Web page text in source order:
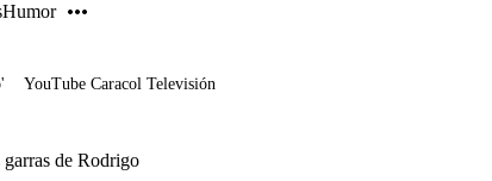
Humor
YouTube Caracol Televisión
de Rodrigo